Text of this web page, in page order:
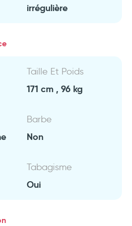
irrégulière
Taille Et Poids
171 cm , 96 kg
Barbe
Non
Tabagisme
Oui